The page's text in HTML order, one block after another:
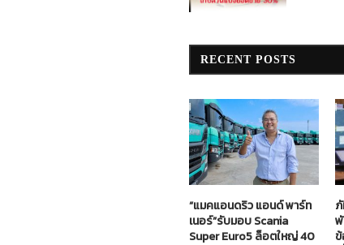
RECENT POSTS
“แมคแอนดริว แอนด์ พาร์ท
เนอร์”รับมอบ Scania
Super Euro5 ล็อตใหญ่ 40